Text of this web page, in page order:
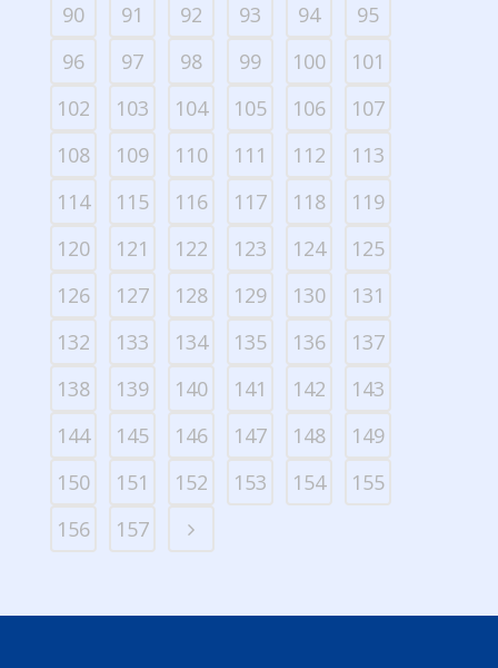
90
91 92 93 94
95
96
97 98 99 100
101
102
103 104 105 106
107
108
109 110 111 112
113
114
115 116 117 118
119
120
121 122 123 124
125
126
127 128 129 130
131
132
133 134 135 136
137
138
139 140 141 142
143
144
145 146 147 148
149
150
151 152 153 154
155
156
157